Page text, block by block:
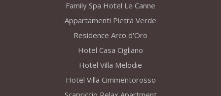
Family Spa Hotel Le Canne
Appartamenti Pietra Verde
Residence Arco d'Oro
Hotel Casa Cigliano
Hotel Villa Melodie
Hotel Villa Cimmentorosso